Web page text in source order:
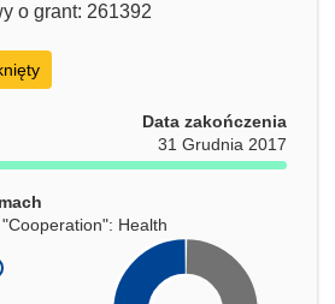
o grant: 261392
Data zakończenia
31 Grudnia 2017
Health